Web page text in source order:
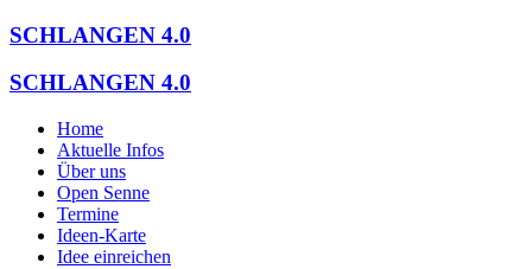
Zum
springen
SCHLANGEN 4.0
SCHLANGEN 4.0
Home
Aktuelle Infos
Über uns
Open Senne
Termine
Ideen-Karte
Idee einreichen